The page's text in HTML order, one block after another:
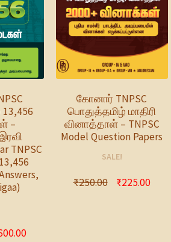
–
TNPSC
கோனார் TNPSC
பொதுத்தமிழ் மாதிரி
வினாத்தாள் – TNPSC
Model Question Papers
SALE!
₹250.00 ₹225.00